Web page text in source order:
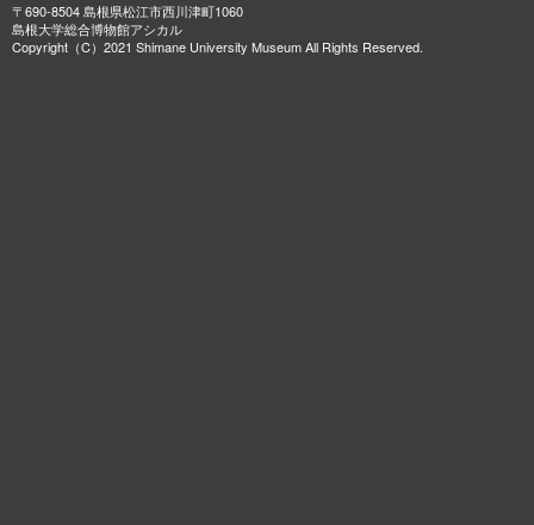
〒690-8504 島根県松江市西川津町1060
島根大学総合博物館アシカル
Copyright（C）2021 Shimane University Museum All Rights Reserved.